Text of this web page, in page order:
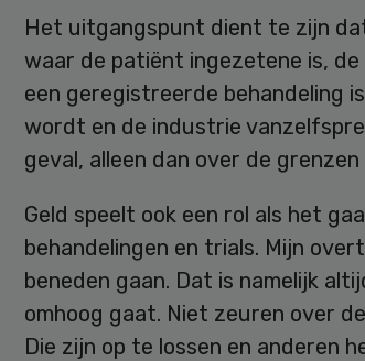
Het uitgangspunt dient te zijn
waar de patiënt ingezetene is,
een geregistreerde behandeling
wordt en de industrie
geval, alleen dan over de grenzen
Geld speelt ook een rol als het
behandelingen en trials. Mijn
beneden gaan. Dat is namelijk
omhoog gaat. Niet zeuren over
Die zijn op te lossen en anderen